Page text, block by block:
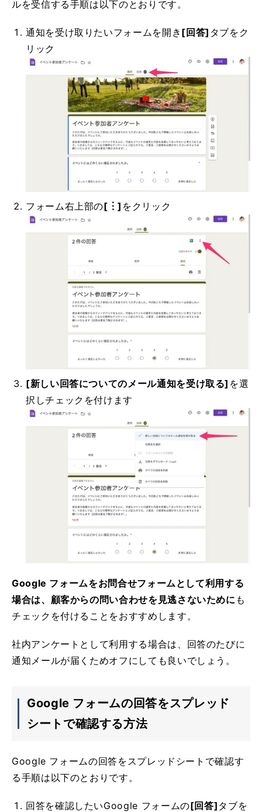
ルを受信する手順は以下のとおりです。
通知を受け取りたいフォームを開き [回答] タブをク
リック
フォーム右上部の[︙] をクリック
[新しい回答についてのメール通知を受け取る] を選
択しチェックを付けます
Google フォームをお問合せフォームとして利用する
場合は、顧客からの問い合わせを見逃さないために も
チェックを付けることをおすすめします。
社内アンケートとして利用する場合は、回答のたびに
通知メールが届くためオフにしても良いでしょう。
Google フォームの回答をスプレッド
シートで確認する方法
Google フォームの回答をスプレッドシートで確認す
る手順は以下のとおりです。
回答を確認したいGoogle フォームの[回答] タブを